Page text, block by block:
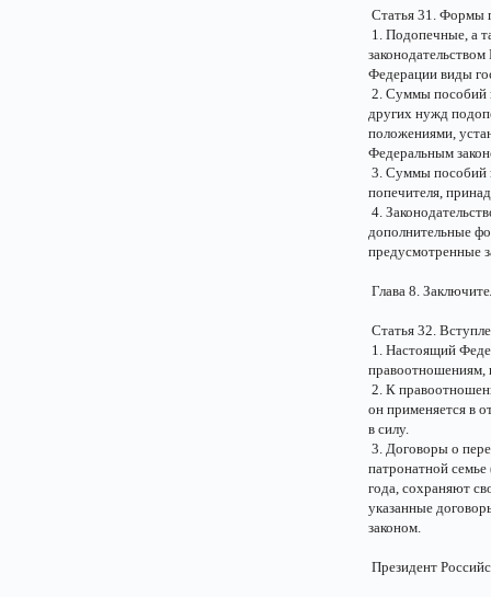
Статья 31. Формы
1. Подопечные, а
Федерации виды
2. Суммы пособий
других нужд
положениями,
Федеральным
3. Суммы пособий
попечителя,
4.
дополнительные
предусмотренные
Глава 8.
Статья 32.
1. Настоящий
правоотношениям,
2. К
он применяется в
в силу.
3. Договоры о
патронатной
года, сохраняют
указанные
законом.
Президент